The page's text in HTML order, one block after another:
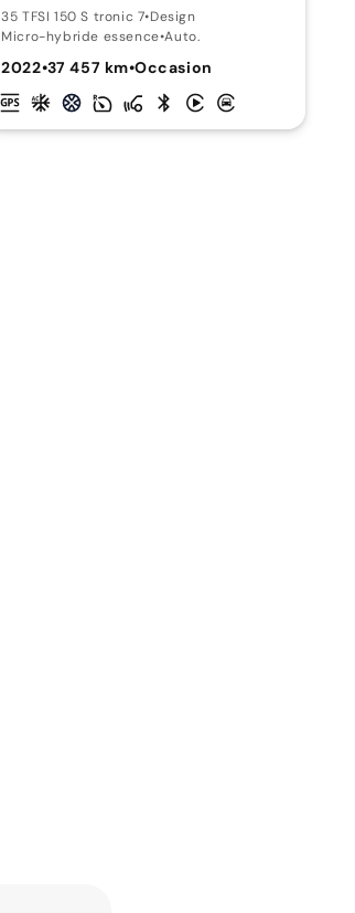
35 TFSI 150 S tronic 7•Design
Micro-hybride essence•Auto.
2022•37 457 km•Occasion